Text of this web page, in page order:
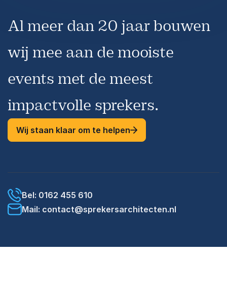
Al meer dan 20 jaar bouwen
wij mee aan de mooiste
events met de meest
impactvolle sprekers.
Wij staan klaar om te helpen
Bel: 0162 455 610
Mail: contact@sprekersarchitecten.nl